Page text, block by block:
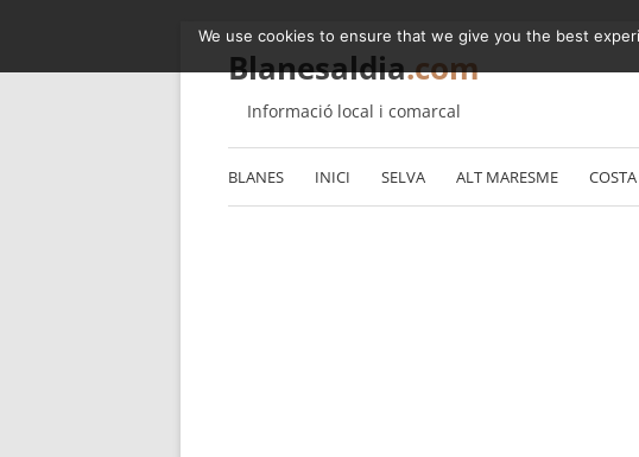
Blanesaldia.com
Informació local i comarcal
BLANES INICI SELVA ALT MARESME
We use cookies to ensure that we give you the best